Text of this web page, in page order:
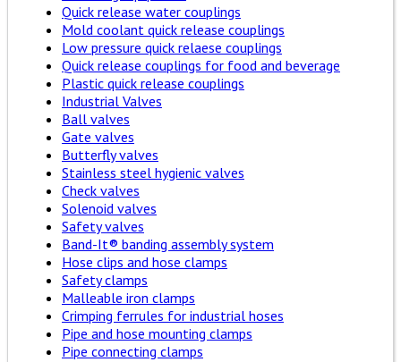
Quick release water couplings
Mold coolant quick release couplings
Low pressure quick relaese couplings
Quick release couplings for food and beverage
Plastic quick release couplings
Industrial Valves
Ball valves
Gate valves
Butterfly valves
Stainless steel hygienic valves
Check valves
Solenoid valves
Safety valves
Band-It® banding assembly system
Hose clips and hose clamps
Safety clamps
Malleable iron clamps
Crimping ferrules for industrial hoses
Pipe and hose mounting clamps
Pipe connecting clamps